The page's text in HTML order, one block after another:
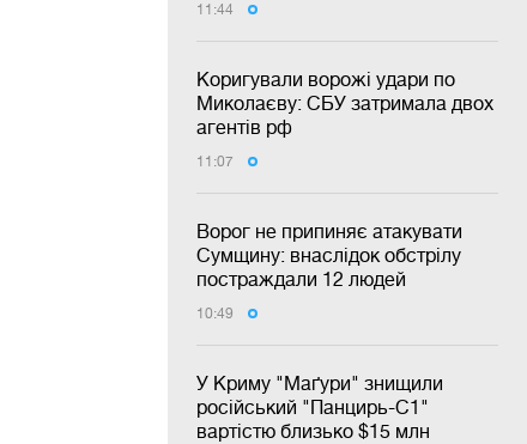
11:44
Коригували ворожі удари по
Миколаєву: СБУ затримала двох
агентів рф
11:07
Ворог не припиняє атакувати
Сумщину: внаслідок обстрілу
постраждали 12 людей
10:49
У Криму "Маґури" знищили
російський "Панцирь-С1"
вартістю близько $15 млн